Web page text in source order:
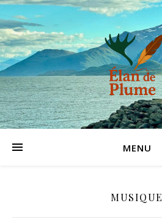
MENU
MUSIQUE